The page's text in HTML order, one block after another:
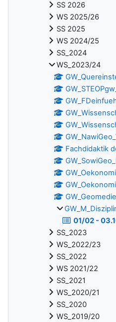
SS 2026
WS 2025/26
SS 2025
WS 2024/25
SS_2024
WS_2023/24
Fachdidaktik
01/02 -
SS_2023
WS_2022/23
SS_2022
WS 2021/22
SS_2021
WS_2020/21
SS_2020
WS_2019/20